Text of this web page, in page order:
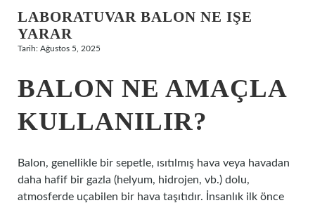
Hakkımızda
LABORATUVAR BALON NE IŞE
YARAR
Tarih: Ağustos 5, 2025
BALON NE AMAÇLA
KULLANILIR?
Balon, genellikle bir sepetle, ısıtılmış hava veya havadan
daha hafif bir gazla (helyum, hidrojen, vb.) dolu,
atmosferde uçabilen bir hava taşıtıdır. İnsanlık ilk önce